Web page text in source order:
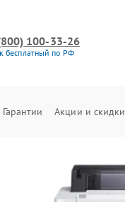
100-33-26
бесплатный по РФ
Гарантии Акции и скидки